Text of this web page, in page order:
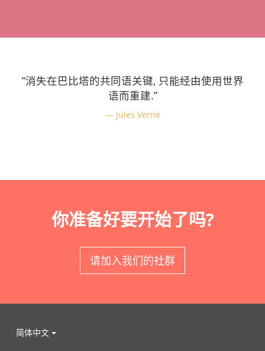
“消失在巴比塔的共同语关键, 只能经由使用世界
语而重建.”
Jules Verne
你准备好要开始了吗?
请加入我们的社群
简体中文